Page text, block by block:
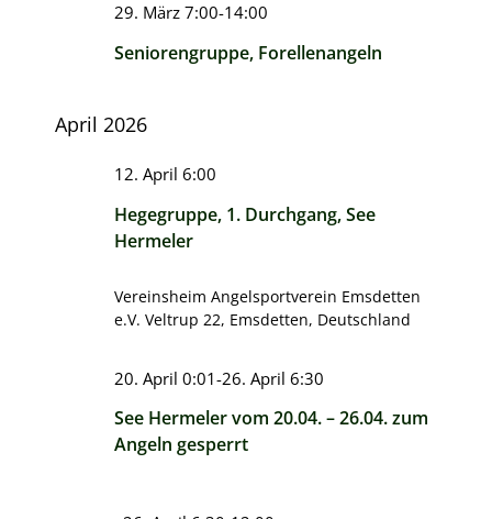
Seniorengruppe, Forellenangeln
29. März 7:00-14:00
April 2026
Hegegruppe, 1. Durchgang, See
Hermeler
12. April 6:00
Vereinsheim Angelsportverein Emsdetten
e.V. Veltrup 22, Emsdetten, Deutschland
See Hermeler vom 20.04. – 26.04. zum
Angeln gesperrt
20. April 0:01-26. April 6:30